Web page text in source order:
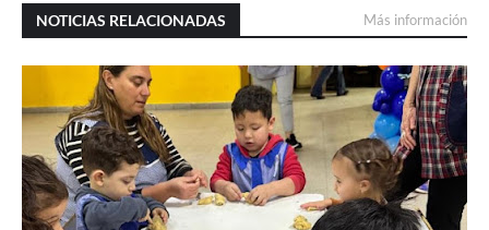
NOTICIAS RELACIONADAS Más información